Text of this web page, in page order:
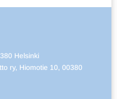
Helsinki
ry, Hiomotie 10, 00380